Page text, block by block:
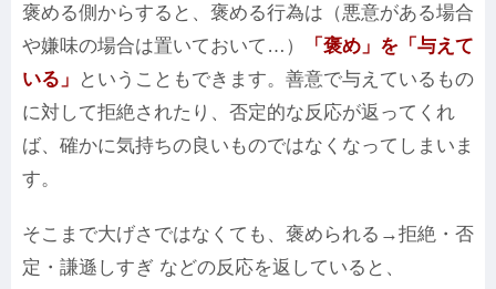
褒める側からすると、褒める行為は（悪意がある場合
や嫌味の場合は置いておいて…）
「褒め」を「与えて
いる」
ということもできます。善意で与えているもの
に対して拒絶されたり、否定的な反応が返ってくれ
ば、確かに気持ちの良いものではなくなってしまいま
す。
そこまで大げさではなくても、褒められる→拒絶・否
定・謙遜しすぎ などの反応を返していると、